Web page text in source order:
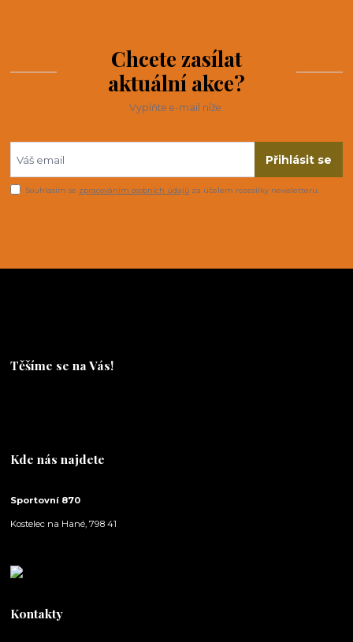
Chcete zasílat
aktuální akce?
Vyplňte e-mail níže.
Přihlásit se
Souhlasím se zpracováním osobních údajů za účelem rozesílky newsletteru.
Těšíme se na Vás!
Kde nás najdete
Sportovní 870
Kostelec na Hané, 798 41
Kontakty